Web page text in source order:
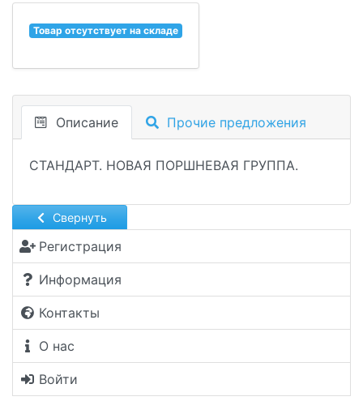
Свернуть
Регистрация
Информация
Контакты
О нас
Войти
Товар отсутствует на складе
Описание Прочие предложения
СТАНДАРТ. НОВАЯ ПОРШНЕВАЯ ГРУППА.